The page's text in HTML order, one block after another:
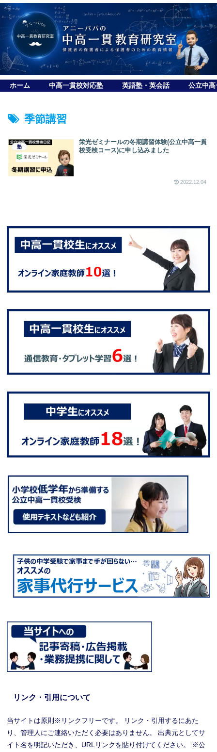
ホーム 中高一貫校対応塾 英語塾・英会話 公立中
季節講習
塾
栄光ゼミナールの冬期講習体験(公立中高一貫
校受検コース)に申し込みました
2022.12.04
リンク・引用について
当サイトは原則※リンクフリーです。 リンク・引用するにあた
り、管理人にご連絡いただく必要はありません。 出典元としてサ
イト名を明記いただき、URLリンクを貼り付けてください。 ※公